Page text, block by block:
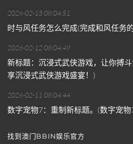
2026-02-13 08:04:51
时与风任务怎么完成(完成和风任务
2026-02-12 08:04:49
新标题：沉浸式武侠游戏，让你搏
享沉浸式武侠游戏盛宴！)
2026-02-11 08:04:44
数字宠物7：重制新标题。(数字宠
找到澳门BBIN娱乐官方